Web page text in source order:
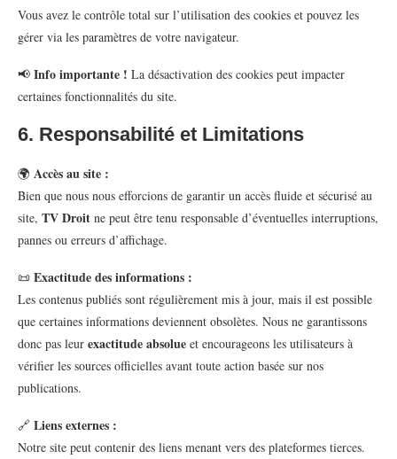
Vous avez le contrôle total sur l’utilisation des cookies et pouvez les
gérer via les paramètres de votre navigateur.
📢 Info importante ! La désactivation des cookies peut impacter
certaines fonctionnalités du site.
6. Responsabilité et Limitations
🌍 Accès au site :
Bien que nous nous efforcions de garantir un accès fluide et sécurisé au
site, TV Droit ne peut être tenu responsable d’éventuelles interruptions,
pannes ou erreurs d’affichage.
📜 Exactitude des informations :
Les contenus publiés sont régulièrement mis à jour, mais il est possible
que certaines informations deviennent obsolètes. Nous ne garantissons
donc pas leur exactitude absolue et encourageons les utilisateurs à
vérifier les sources officielles avant toute action basée sur nos
publications.
🔗 Liens externes :
Notre site peut contenir des liens menant vers des plateformes tierces.